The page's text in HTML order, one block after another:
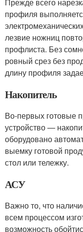
Прежде всего
профиля
лезвие ножниц
профлиста. Без
ровный срез без
длину профиля
Накопитель
Во-первых готовые
устройство —
оборудовано
выемку готовой
стол или тележку.
АСУ
Важно то, что
всем процессом
возможность